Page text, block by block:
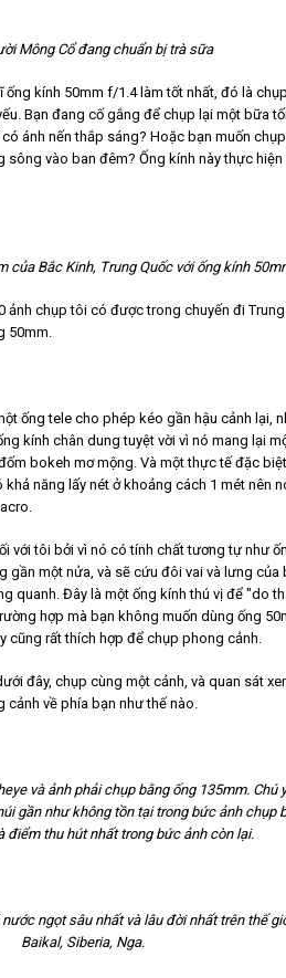
Mông Cổ đang chuẩn bị trà sữa
kính 50mm f/1.4 làm tốt nhất, đó là
Bạn đang cố gắng để chụp lại một bữa
ánh nến thắp sáng? Hoặc bạn muốn
sông vào ban đêm? Ống kính này thực hiện
của Bắc Kinh, Trung Quốc với ống kính
ảnh chụp tôi có được trong chuyến đi
50mm.
ống tele cho phép kéo gần hậu cảnh lại,
kính chân dung tuyệt vời vì nó mang lại
bokeh mơ mộng. Và một thực tế đặc
năng lấy nét ở khoảng cách 1 mét nên
với tôi bởi vì nó có tính chất tương tự như
gần một nửa, và sẽ cứu đôi vai và lưng của
quanh. Đây là một ống kính thú vị để "do
hợp mà bạn không muốn dùng ống
cũng rất thích hợp để chụp phong cảnh.
đây, chụp cùng một cảnh, và quan sát
cảnh về phía bạn như thế nào.
và ảnh phải chụp bằng ống 135mm. Chú
gần như không tồn tại trong bức ảnh chụp
điểm thu hút nhất trong bức ảnh còn lại.
ngọt sâu nhất và lâu đời nhất trên thế
Baikal, Siberia, Nga.